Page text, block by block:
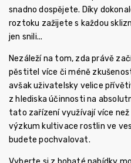
snadno dospějete. Díky
roztoku zažijete s každou
jen snili...
Nezáleží na tom, zda právě
pěstitel více či méně
avšak uživatelsky velice
z hlediska účinnosti na
tato zařízení využívají více než
výzkum kultivace rostlin ve
budete pochvalovat.